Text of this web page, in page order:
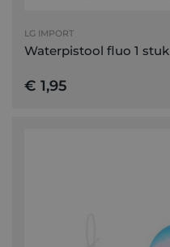
LG IMPORT
Waterpistool fluo 1 stuk
€ 1,95